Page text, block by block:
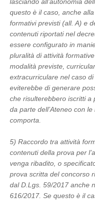
questo è il caso, anche
formativi previsti (all. A) e
contenuti riportati nel
essere configurato in
pluralità di attività
modalità previste,
extracurriculare nel caso
eviterebbe di generare
che risulterebbero iscritti a
da parte dell’Ateneo con
comporta.
5) Raccordo tra attività
contenuti della prova per
venga ribadito, o
prova scritta del concorso
dal D.Lgs. 59/2017 anche
616/2017. Se questo è il